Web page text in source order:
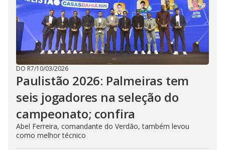
DO R7/10/03/2026
Paulistão 2026: Palmeiras tem
seis jogadores na seleção do
campeonato; confira
Abel Ferreira, comandante do Verdão, também levou
como melhor técnico